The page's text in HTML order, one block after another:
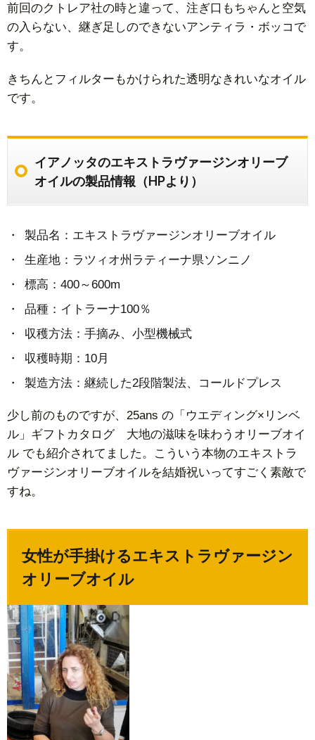
おす
すめ
ラヴ
ァー
オリ
ーブ
オイ
がも
美味
しく
る！
家族
経営
ジタ
ンレ
スト
ラン
ま
前回のクトレア社の時と違って、注ぎ口もちゃんと空気
の入らない、継ぎ足しのできないアンティラ・ボッコで
す。
きちんとフィルターもかけられた透明なきれいなオイル
です。
イアノッタのエキストラヴァージンオリーブ
オイルの製品情報（HPより）
製品名：エキストラヴァージンオリーブオイル
生産地：ラツィオ州ラティーナ県ソンニノ
標高：400～600m
品種：イトラーナ100％
収穫方法：手摘み、小型機械式
収穫時期：10月
製造方法：継続した2段階製法、コールドプレス
少し前のものですが、25ans の「ウエディング×リンベ
ル」ギフトカタログ 大地の滋味を味わうオリーブオイ
ル でも紹介されてました。こういう本物のエキストラ
ヴァージンオリーブオイルを結婚祝いってすごく素敵で
すね。
女性が手掛けるエキストラヴァージン
オリーブオイル